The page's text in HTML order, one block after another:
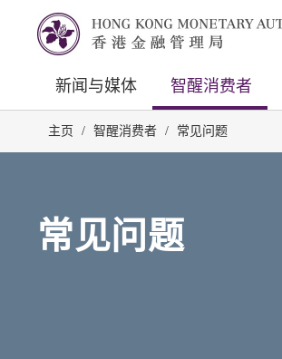
新闻与媒体 智醒消费者
主页 / 智醒消费者 / 常见问题
常见问题